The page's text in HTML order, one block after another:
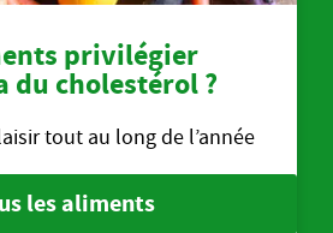
privilégier
du cholestérol ?
tout au long de l’année
les aliments